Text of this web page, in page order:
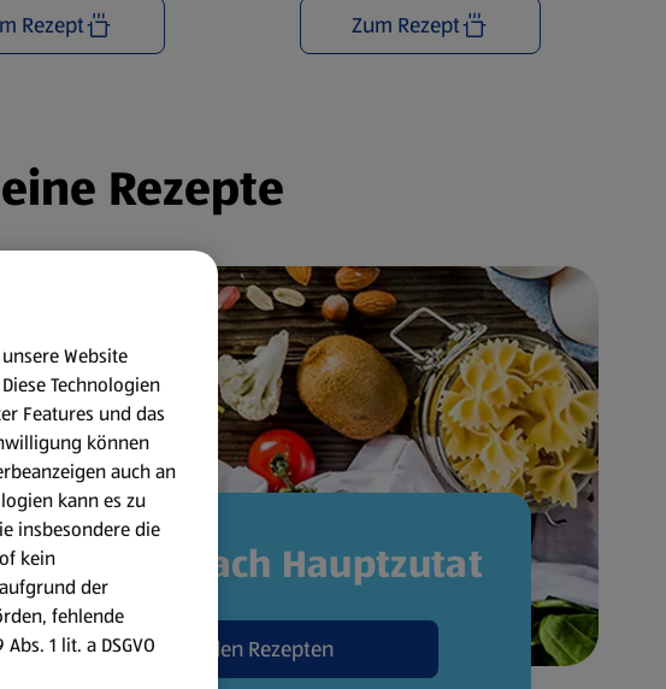
Rezept
Zum Rezept
Rezepte
Rezepte nach Hauptzutat
Zu den Rezepten
Website
Diese Technologien
Features und das
können
auch an
kann es zu
insbesondere die
kein
der
fehlende
1 lit. a DSGVO